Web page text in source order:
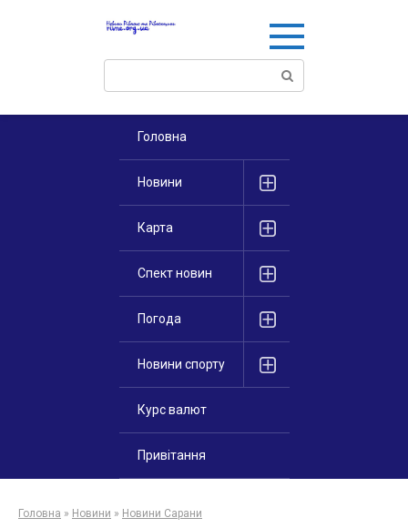
Поиск:
Головна
Новини
Карта
Спект новин
Погода
Новини спорту
Курс валют
Привітання
Головна » Новини » Новини Сарани